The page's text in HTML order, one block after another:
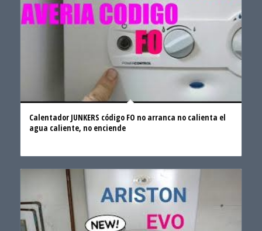
Calentador JUNKERS código FO no arranca no calienta el
agua caliente, no enciende